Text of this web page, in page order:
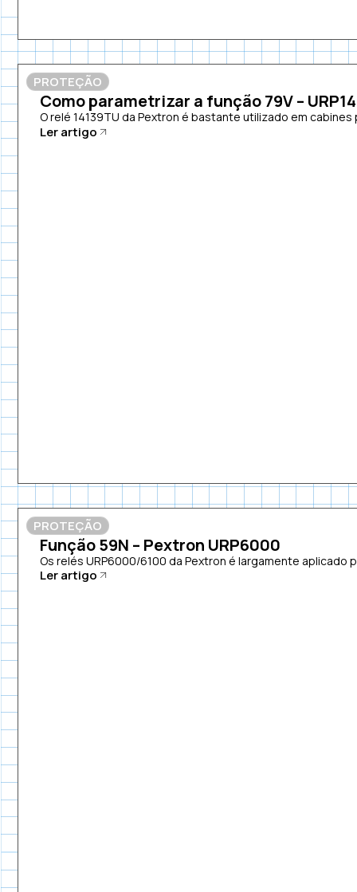
PROTEÇÃO
Como parametrizar a função 79V –
O relé 14139TU da Pextron é bastante utilizado em cabines
Ler artigo
PROTEÇÃO
Função 59N – Pextron URP6000
Os relés URP6000/6100 da Pextron é largamente aplicado
Ler artigo